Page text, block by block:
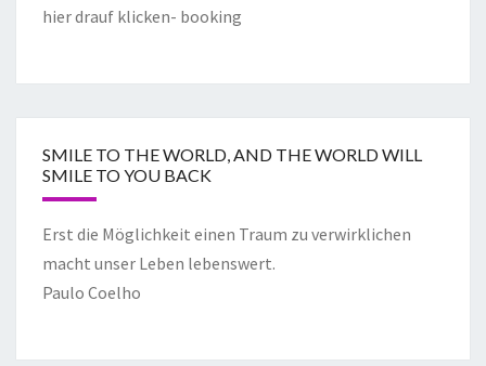
hier drauf klicken- booking
SMILE TO THE WORLD, AND THE WORLD WILL
SMILE TO YOU BACK
Erst die Möglichkeit einen Traum zu verwirklichen
macht unser Leben lebenswert.
Paulo Coelho